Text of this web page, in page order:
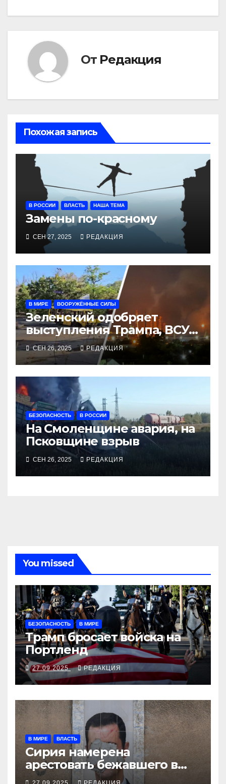
От Редакция
Похожая запись
В РОССИИ ВЛАСТЬ НАША ТЕМА
Замены по-красному
СЕН 27, 2025 РЕДАКЦИЯ
В МИРЕ ВООРУЖЁННЫЕ СИЛЫ
Зеленский одобряет
выступления Трампа, ВСУ
закрыли Добропольский
рубеж
СЕН 26, 2025 РЕДАКЦИЯ
БЕЗОПАСНОСТЬ В РОССИИ
На Смоленщине авария, на
Псковщине взрыв
СЕН 26, 2025 РЕДАКЦИЯ
You missed
БЕЗОПАСНОСТЬ В МИРЕ
Трамп бросает войска на
Портленд
27.09.2025 РЕДАКЦИЯ
В МИРЕ ВЛАСТЬ
Сирия намерена
арестовать бежавшего в
Москву экс-диктатора